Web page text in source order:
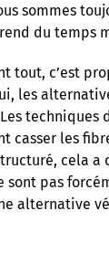
sommes
du temps
tout, c’est
les
techniques
casser les
cela a
pas
alternative